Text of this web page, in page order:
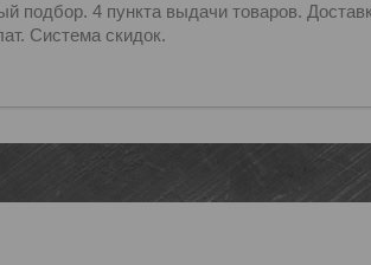
подбор. 4 пункта выдачи товаров.
Система скидок.